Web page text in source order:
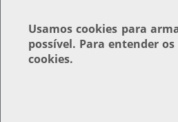
Usamoscookies para
possível. Para entender
cookies.